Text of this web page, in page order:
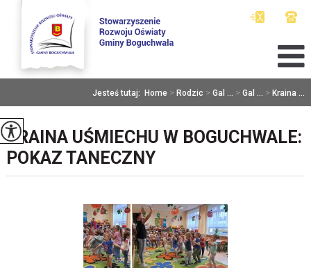
Jesteś tutaj: Home > Rodzic > Gal ... > Gal ... > Kraina ...
KRAINA UŚMIECHU W BOGUCHWALE:
POKAZ TANECZNY